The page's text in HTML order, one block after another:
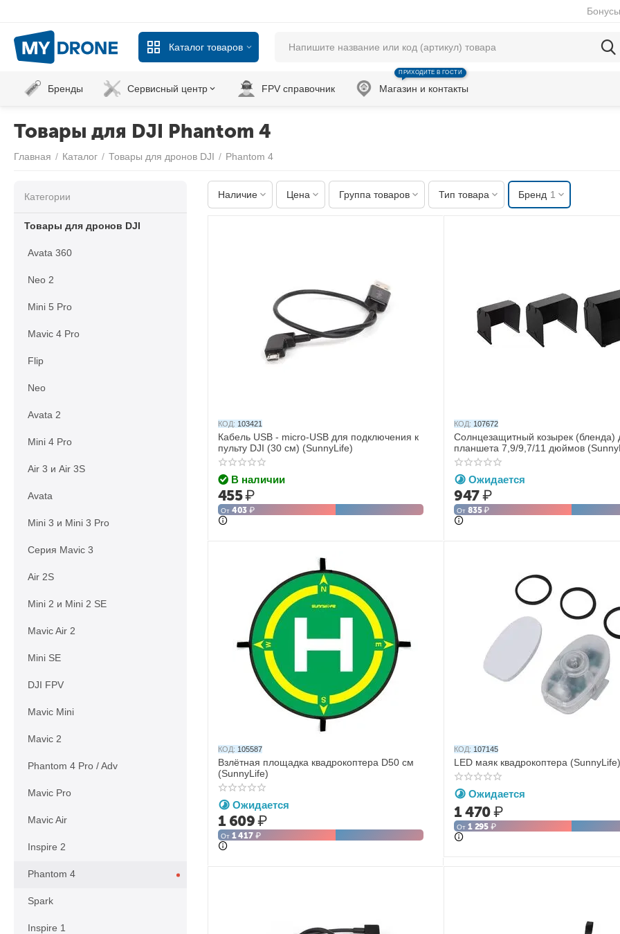
Каталог товаров
Бренды Сервисный центр FPV справочник Магазин и контакты
ПРИХОДИТЕ В ГОСТИ
Товары для DJI Phantom 4
Главная / Каталог / Товары для дронов DJI / Phantom 4
Наличие Цена Группа товаров Тип товара Бренд 1
КОД: 103421
Кабель USB - micro-USB для подключения к
пульту DJI (30 см) (SunnyLife)
В наличии
455₽
От 403 ₽
КОД: 107672
Солнцезащитный козырек (бленда)
планшета 7,9/9,7/11 дюймов
Ожидается
947₽
От835 ₽
КОД: 105587
Взлётная площадка квадрокоптера D50 см
(SunnyLife)
Ожидается
1 609₽
От 1 417 ₽
КОД: 107145
LED маяк квадрокоптера
Ожидается
1 470₽
От1 295 ₽
Категории
Товары для дронов DJI
Avata 360
Neo 2
Mini 5 Pro
Mavic 4 Pro
Flip
Neo
Avata 2
Mini 4 Pro
Air 3 и Air 3S
Avata
Mini 3 и Mini 3 Pro
Серия Mavic 3
Air 2S
Mini 2 и Mini 2 SE
Mavic Air 2
Mini SE
DJI FPV
Mavic Mini
Mavic 2
Phantom 4 Pro / Adv
Mavic Pro
Mavic Air
Inspire 2
Phantom 4
Spark
Inspire 1